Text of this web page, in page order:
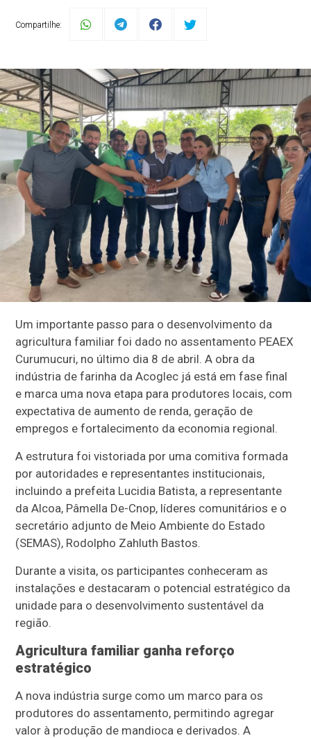
Compartilhe:
Um importante passo para o desenvolvimento da
agricultura familiar foi dado no assentamento PEAEX
Curumucuri, no último dia 8 de abril. A obra da
indústria de farinha da Acoglec já está em fase final
e marca uma nova etapa para produtores locais, com
expectativa de aumento de renda, geração de
empregos e fortalecimento da economia regional.
A estrutura foi vistoriada por uma comitiva formada
por autoridades e representantes institucionais,
incluindo a prefeita Lucidia Batista, a representante
da Alcoa, Pâmella De-Cnop, líderes comunitários e o
secretário adjunto de Meio Ambiente do Estado
(SEMAS), Rodolpho Zahluth Bastos.
Durante a visita, os participantes conheceram as
instalações e destacaram o potencial estratégico da
unidade para o desenvolvimento sustentável da
região.
Agricultura familiar ganha reforço
estratégico
A nova indústria surge como um marco para os
produtores do assentamento, permitindo agregar
valor à produção de mandioca e derivados. A